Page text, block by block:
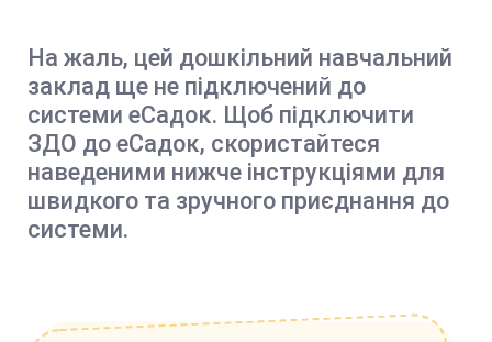
На жаль, цей дошкільний навчальний
заклад ще не підключений до
системи еСадок. Щоб підключити
ЗДО до еСадок, скористайтеся
наведеними нижче інструкціями для
швидкого та зручного приєднання до
системи.